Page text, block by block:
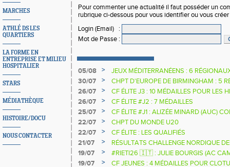
MARCHES
ATHLÉ DS LES
QUARTIERS
LA FORME EN
ENTREPRISE ET MILIEU
HOSPITALIER
STARS
MÉDIATHÈQUE
HISTOIRE/DOCU
NOUS CONTACTER
Pour commenter une actualité il faut posséder un
rubrique ci-dessous pour vous identifier ou vous
Login (Email)
:
Mot de Passe :
05/08 >
JEUX MÉDITERRANÉENS : 6
30/07
>
CHPT D'EUROPE DE BIRMINGHAM : 5
26/07
>
CF ÉLITE J3 : 10 MÉDAILLES POUR LES
26/07
>
CF ÉLITE #J2 : 7 MÉDAILLES
25/07
>
CF ÉLITE #J1 : ALIZÉE MINARD (AUC)
NATIONALE
22/07 >
CHPT DU MONDE U20
22/07
>
CF ÉLITE : LES QUALIFIÉS
21/07
>
RÉSULTATS CHALLENGE NORDIQUE
2025 2026
19/07 >
#RIETI26 🇮🇹 : JULIE BOURGIS (AC
D'EUROPE U18 DE LA PERCHE
19/07 >
CF JEUNES : 4 MÉDAILLES POUR